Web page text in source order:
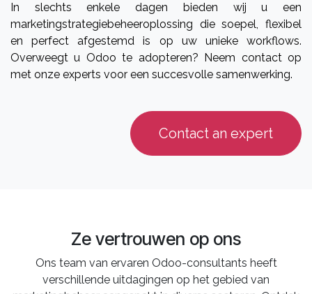
In slechts enkele dagen bieden wij u een
marketingstrategiebeheeroplossing die soepel, flexibel
en perfect afgestemd is op uw unieke workflows.
Overweegt u Odoo te adopteren? Neem contact op
met onze experts voor een succesvolle samenwerking.
Contact an expert
Ze vertrouwen op ons
Ons team van ervaren Odoo-consultants heeft
verschillende uitdagingen op het gebied van